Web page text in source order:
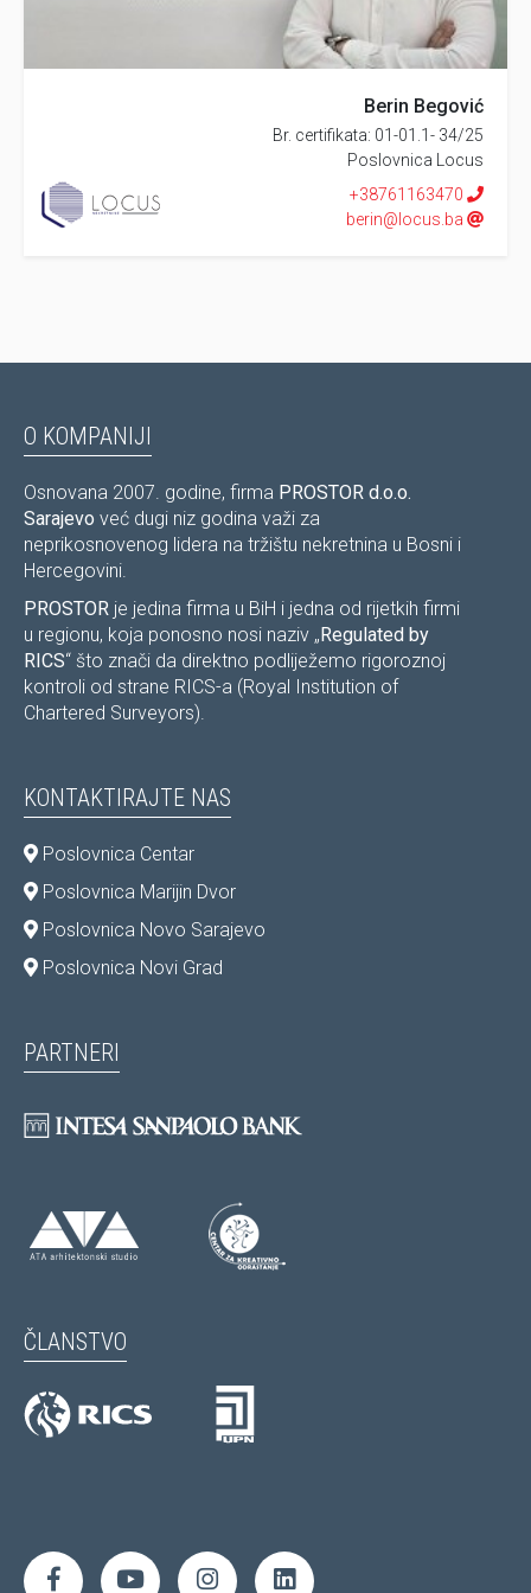
za moguća odstupanja od zemljišnoknjižnih podataka i
katastarskih podataka sa stvarnom situacijom nekretnine
na terenu. Kupac se upućuje da izvrši detaljnu provjeru svih
stvarne situacije nekretnine te da se posavjetuje sa
notarom, kojeg odabere za zaključenje kupoprodajnog
ugovora.
Berin Begović
Br. certifikata: 01-01.1- 34/25
Poslovnica Locus
+38761163470
berin@locus.ba
O KOMPANIJI
Osnovana 2007. godine, firma PROSTOR d.o.o.
Sarajevo već dugi niz godina važi za
neprikosnovenog lidera na tržištu nekretnina u Bosni i
Hercegovini.
PROSTOR je jedina firma u BiH i jedna od rijetkih firmi
u regionu, koja ponosno nosi naziv „Regulated by
RICS“ što znači da direktno podliježemo rigoroznoj
kontroli od strane RICS-a (Royal Institution of
Chartered Surveyors).
KONTAKTIRAJTE NAS
Poslovnica Centar
Poslovnica Marijin Dvor
Poslovnica Novo Sarajevo
Poslovnica Novi Grad
PARTNERI
ČLANSTVO